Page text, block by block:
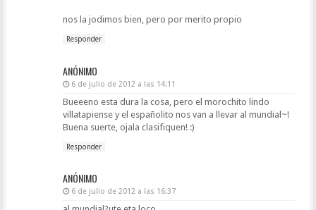
nos la jodimos bien, pero por merito propio
Responder
ANÓNIMO
6 de julio de 2012 a las 14:11
Bueeeno esta dura la cosa, pero el morochito lindo
villatapiense y el españolito nos van a llevar al mundial~!
Buena suerte, ojala clasifiquen! :)
Responder
ANÓNIMO
6 de julio de 2012 a las 16:37